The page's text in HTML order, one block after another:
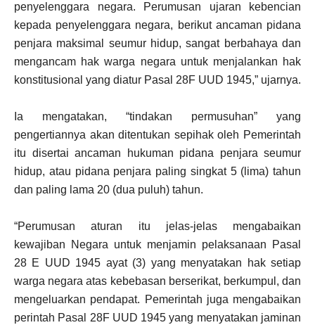
penyelenggara negara. Perumusan ujaran kebencian
kepada penyelenggara negara, berikut ancaman pidana
penjara maksimal seumur hidup, sangat berbahaya dan
mengancam hak warga negara untuk menjalankan hak
konstitusional yang diatur Pasal 28F UUD 1945,” ujarnya.
Ia mengatakan, “tindakan permusuhan” yang
pengertiannya akan ditentukan sepihak oleh Pemerintah
itu disertai ancaman hukuman pidana penjara seumur
hidup, atau pidana penjara paling singkat 5 (lima) tahun
dan paling lama 20 (dua puluh) tahun.
“Perumusan aturan itu jelas-jelas mengabaikan
kewajiban Negara untuk menjamin pelaksanaan Pasal
28 E UUD 1945 ayat (3) yang menyatakan hak setiap
warga negara atas kebebasan berserikat, berkumpul, dan
mengeluarkan pendapat. Pemerintah juga mengabaikan
perintah Pasal 28F UUD 1945 yang menyatakan jaminan